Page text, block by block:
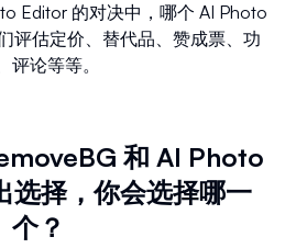
Editor 的对决中，哪个 AI Photo
评估定价、替代品、赞成票、功
评论等等。
和 AI Photo
选择，你会选择哪一
个？